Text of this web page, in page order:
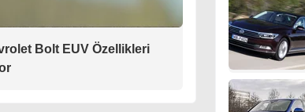
Bolt EUV Özellikleri